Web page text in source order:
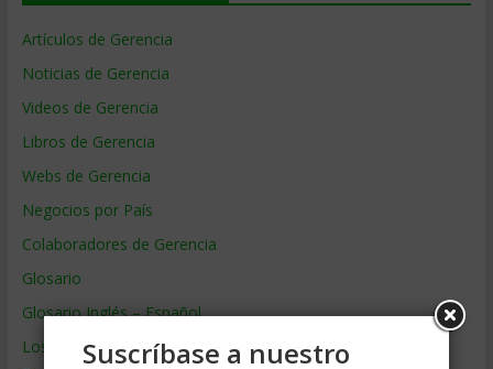
Artículos de Gerencia
Noticias de Gerencia
Videos de Gerencia
Libros de Gerencia
Webs de Gerencia
Negocios por País
Colaboradores de Gerencia
Glosario
Glosario Inglés – Español
Los mejores MBA
Suscríbase a nuestro